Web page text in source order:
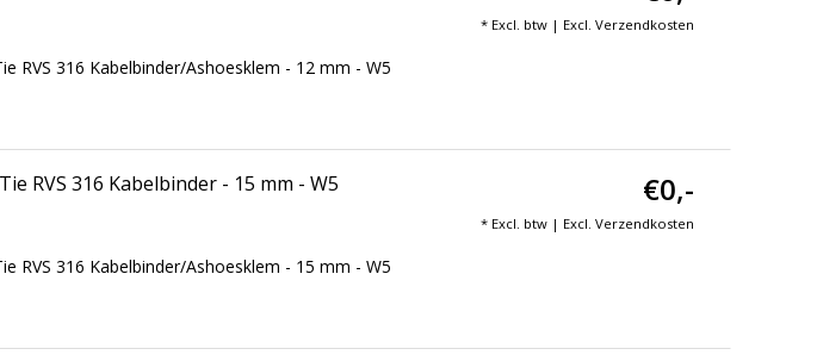
RVS 316 Kabelbinder/Ashoesklem - 12 mm - W5
* Excl. btw | Excl. Verzendkosten
RVS 316 Kabelbinder - 15 mm - W5
RVS 316 Kabelbinder/Ashoesklem - 15 mm - W5
€0,-
* Excl. btw | Excl. Verzendkosten